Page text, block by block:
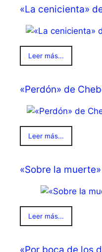
«La cenicienta»
Leer más...
«Perdón» de
Leer más...
«Sobre la
Leer más...
«Por boca de los